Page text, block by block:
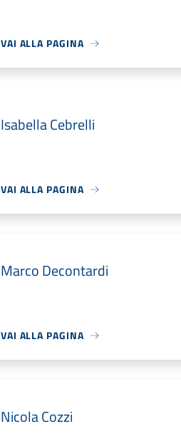
VAI ALLA PAGINA
Isabella Cebrelli
VAI ALLA PAGINA
Marco Decontardi
VAI ALLA PAGINA
Nicola Cozzi